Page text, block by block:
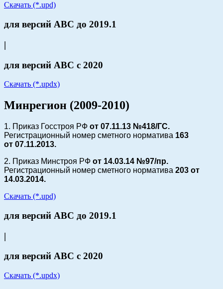
Скачать (*.upd)
для версий АВС до 2019.1
|
для версий АВС с 2020
Скачать (*.updx)
Минрегион (2009-2010)
1. Приказ Госстроя РФ от 07.11.13 №418/ГС.
Регистрационный номер сметного норматива 163
от 07.11.2013.
2. Приказ Минстроя РФ от 14.03.14 №97/пр.
Регистрационный номер сметного норматива 203 от
14.03.2014.
Скачать (*.upd)
для версий АВС до 2019.1
|
для версий АВС с 2020
Скачать (*.updx)